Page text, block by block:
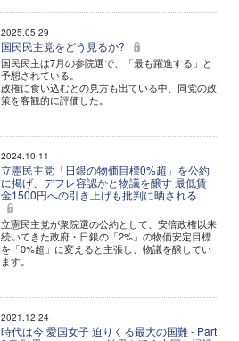
2025.05.29
国民民主党をどう見るか?
国民民主は7月の参院選で、「最も躍進する」と
予想されている。
政権に食い込むとの見方も出ている中、同党の政
策を客観的に評価した。
2024.10.11
立憲民主党「日銀の物価目標0%超」を公約
に掲げ、デフレ容認かと物議を醸す 最低賃
金1500円への引き上げも批判に晒される
立憲民主党が衆院選の公約として、安倍政権以来
続いてきた政府・日銀の「2%」の物価安定目標
を「0%超」に変えると主張し、物議を醸してい
ます。
2021.12.24
時代は今 愛国女子 迫りくる最大の国難 - Part